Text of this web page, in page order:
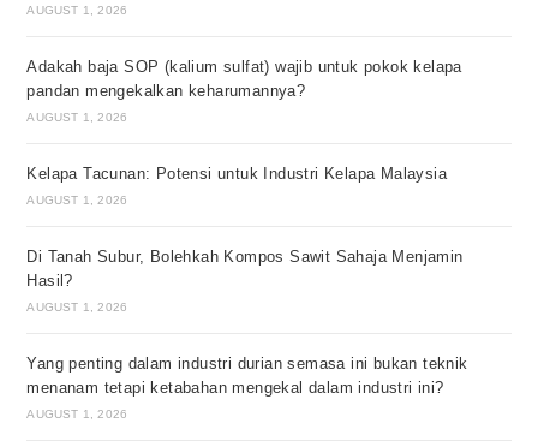
AUGUST 1, 2026
Adakah baja SOP (kalium sulfat) wajib untuk pokok kelapa
pandan mengekalkan keharumannya?
AUGUST 1, 2026
Kelapa Tacunan: Potensi untuk Industri Kelapa Malaysia
AUGUST 1, 2026
Di Tanah Subur, Bolehkah Kompos Sawit Sahaja Menjamin
Hasil?
AUGUST 1, 2026
Yang penting dalam industri durian semasa ini bukan teknik
menanam tetapi ketabahan mengekal dalam industri ini?
AUGUST 1, 2026